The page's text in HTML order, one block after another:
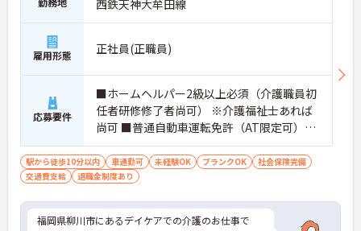
西鉄天神大牟田線
雇用形態 正社員(正職員)
応募要件
■ホームヘルパー2級以上必須（介護職員初
任者研修修了者尚可） ※介護福祉士あれば
尚可 ■普通自動車運転免許（AT限定可）必
須 ■経験不問
駅から徒歩10分以内 車通勤可 未経験OK ブランクOK
社会保険完備
交通費支給
退職金制度あり
福岡県柳川市にあるデイケアでの介護のお仕事で